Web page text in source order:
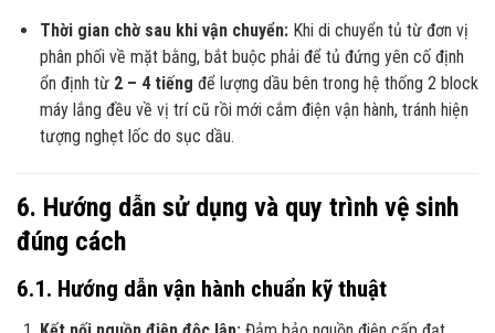
Thời gian chờ sau khi vận chuyển:Khi di chuyển tủ từ đơn vị
phân phối về mặt bằng, bắt buộc phải để tủ đứng yên cố định
ổn định từ 2 – 4 tiếng để lượng dầu bên trong hệ thống 2 block
máy lắng đều về vị trí cũ rồi mới cắm điện vận hành, tránh hiện
tượng nghẹt lốc do sục dầu.
6. Hướng dẫn sử dụng và quy trình vệ sinh
đúng cách
6.1. Hướng dẫn vận hành chuẩn kỹ thuật